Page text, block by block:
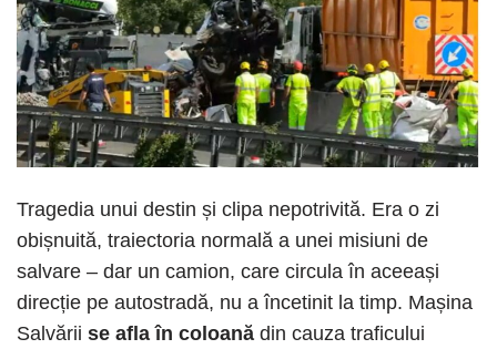
Tragedia unui destin și clipa nepotrivită. Era o zi
obișnuită, traiectoria normală a unei misiuni de
salvare – dar un camion, care circula în aceeași
direcție pe autostradă, nu a încetinit la timp. Mașina
Salvării se afla în coloană din cauza traficului